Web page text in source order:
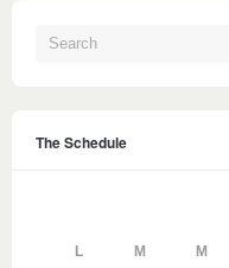
The Schedule
L M M